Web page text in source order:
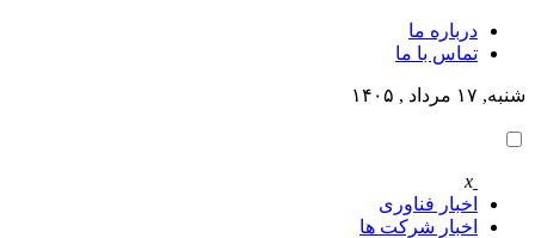
درباره ما
تماس با ما
شنبه, ۱۷ مرداد , ۱۴۰۵
x
اخبار فناوری
اخبار شرکت ها